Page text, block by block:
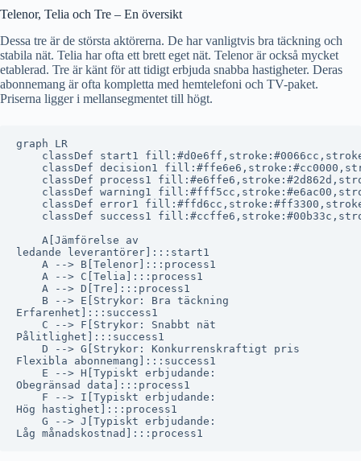
Telenor, Telia och Tre – En översikt
Dessa tre är de största aktörerna. De har vanligtvis bra täckning och
stabila nät. Telia har ofta ett brett eget nät. Telenor är också mycket
etablerad. Tre är känt för att tidigt erbjuda snabba hastigheter. Deras
abonnemang är ofta kompletta med hemtelefoni och TV-paket.
Priserna ligger i mellansegmentet till högt.
graph LR
classDef start1
classDef decision1
classDef process1
classDef warning1
classDef error1
classDef success1
    A[Jämförelse av
ledande leverantörer]:::start1
    A --> B[Telenor]:::process1
    A --> C[Telia]:::process1
    A --> D[Tre]:::process1
    B --> E[Strykor: Bra täckning
Erfarenhet]:::success1
    C --> F[Strykor: Snabbt nät
Pålitlighet]:::success1
    D --> G[Strykor: Konkurrenskraftigt pris
Flexibla abonnemang]:::success1
    E --> H[Typiskt erbjudande:
Obegränsad data]:::process1
    F --> I[Typiskt erbjudande:
Hög hastighet]:::process1
    G --> J[Typiskt erbjudande: